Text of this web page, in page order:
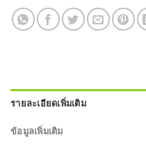
รายละเอียดเพิ่มเติม
ข้อมูลเพิ่มเติม